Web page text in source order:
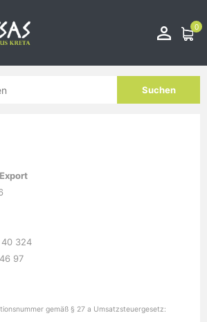
0

Suchen
40 324
97
gemäß § 27 a Umsatzsteuergesetz: